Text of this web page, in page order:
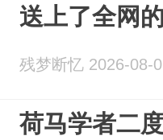
送上了全网
残梦断忆 2026-08-
荷马学者二